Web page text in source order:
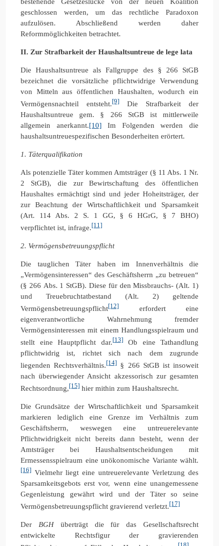
geschlossen werden, um das rechtliche Paradoxon
aufzulösen. Abschließend werden daher
Reformmöglichkeiten betrachtet.
II. Zur Strafbarkeit der Haushaltsuntreue de lege lata
Die Haushaltsuntreue als Fallgruppe des § 266 StGB
bezeichnet die vorsätzliche pflichtwidrige Verwendung
von Mitteln aus öffentlichen Haushalten, wodurch ein
Vermögensnachteil entsteht.[9] Die Strafbarkeit der
Haushaltsuntreue gem. § 266 StGB ist mittlerweile
allgemein anerkannt.[10] Im Folgenden werden die
haushaltsuntreuespezifischen Besonderheiten erörtert.
1. Täterqualifikation
Als potenzielle Täter kommen Amtsträger (§ 11 Abs. 1 Nr.
2 StGB), die zur Bewirtschaftung des öffentlichen
Haushaltes ermächtigt sind und jeder Hoheitsträger, der
zur Beachtung der Wirtschaftlichkeit und Sparsamkeit
(Art. 114 Abs. 2 S. 1 GG, § 6 HGrG, § 7 BHO)
verpflichtet ist, infrage.[11]
2. Vermögensbetreuungspflicht
Die tauglichen Täter haben im Innenverhältnis die
„Vermögensinteressen“ des Geschäftsherrn „zu betreuen“
(§ 266 Abs. 1 StGB). Diese für den Missbrauchs- (Alt. 1)
und Treuebruchtatbestand (Alt. 2) geltende
Vermögensbetreuungspflicht[12] erfordert eine
eigenverantwortliche Wahrnehmung fremder
Vermögensinteressen mit einem Handlungsspielraum und
stellt eine Hauptpflicht dar.[13]Ob eine Tathandlung
pflichtwidrig ist, richtet sich nach dem zugrunde
liegenden Rechtsverhältnis.[14] § 266 StGB ist insoweit
nach überwiegender Ansicht akzessorisch zur gesamten
Rechtsordnung,[15] hier mithin zum Haushaltsrecht.
Die Grundsätze der Wirtschaftlichkeit und Sparsamkeit
markieren lediglich eine Grenze im Verhältnis zum
Geschäftsherrn, weswegen eine untreuerelevante
Pflichtwidrigkeit nicht bereits dann besteht, wenn der
Amtsträger bei Haushaltsentscheidungen mit
Ermessensspielraum eine unökonomische Variante wählt.
[16] Vielmehr liegt eine untreuerelevante Verletzung des
Sparsamkeitsgebots erst vor, wenn eine unangemessene
Gegenleistung gewährt wird und der Täter so seine
Vermögensbetreuungspflicht gravierend verletzt.[17]
Der BGHüberträgt die für das Gesellschaftsrecht
entwickelte Rechtsfigur der gravierenden